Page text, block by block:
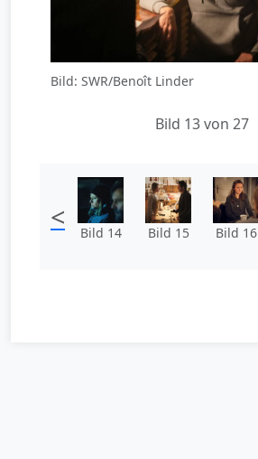
Bild: SWR/Benoît Linder
Bild 13 von 27
< Bild 14 Bild 15 Bild 16